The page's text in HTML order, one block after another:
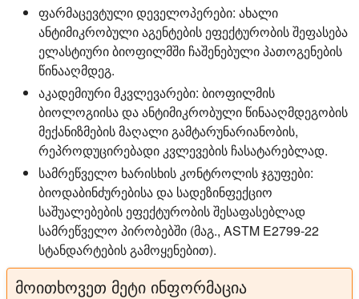
ფარმაცევტული დეველოპერები: ახალი
ანტიმიკრობული აგენტების ეფექტურობის შეფასება
ელასტიური ბიოფილმში ჩაშენებული პათოგენების
წინააღმდეგ.
აკადემიური მკვლევარები: ბიოფილმის
ბიოლოგიისა და ანტიმიკრობული წინააღმდეგობის
მექანიზმების მაღალი გამტარუნარიანობის,
რეპროდუცირებადი კვლევების ჩასატარებლად.
სამრეწველო ხარისხის კონტროლის ჯგუფები:
ბიოდაბინძურებისა და სადეზინფექციო
საშუალებების ეფექტურობის შესაფასებლად
სამრეწველო პირობებში (მაგ., ASTM E2799-22
სტანდარტების გამოყენებით).
მოითხოვეთ მეტი ინფორმაცია